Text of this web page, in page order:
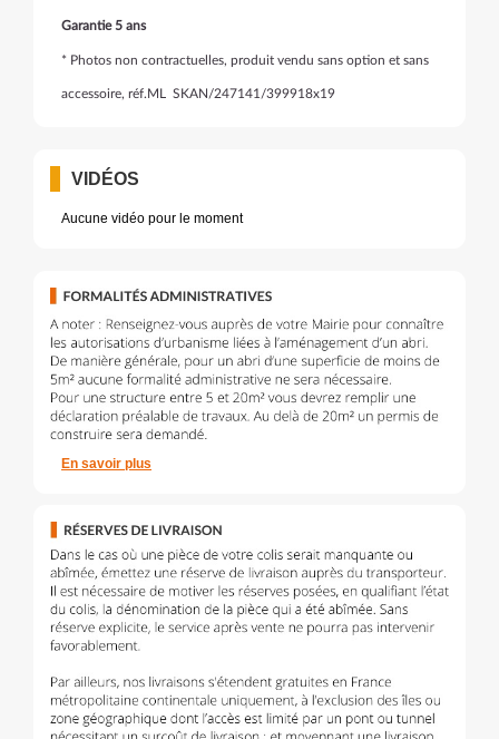
Garantie 5 ans
* Photos non contractuelles, produit vendu sans option et sans
accessoire, réf.ML SKAN/247141/399918x19
VIDÉOS
Aucune vidéo pour le moment
En savoir plus